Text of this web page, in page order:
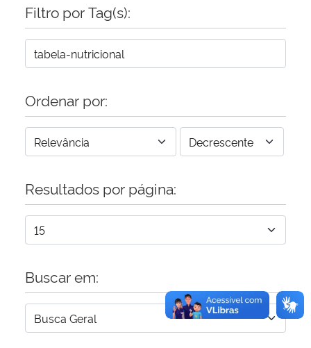
Secretaria de Governo
Advocacia-Geral da União
Banco Central do Brasil
Planalto
Filtro por Tag(s):
Ordenar por:
Resultados por página:
Buscar em: